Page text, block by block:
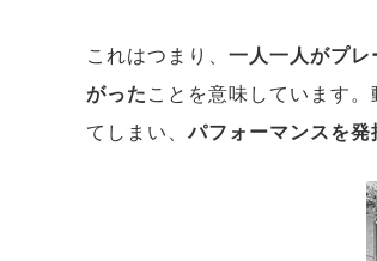
これはつまり、 一人一人がプレ
がった ことを意味しています
てしまい、パフォーマンスを